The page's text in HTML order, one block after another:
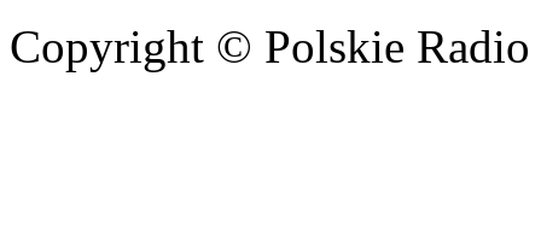
Copyright © Polskie